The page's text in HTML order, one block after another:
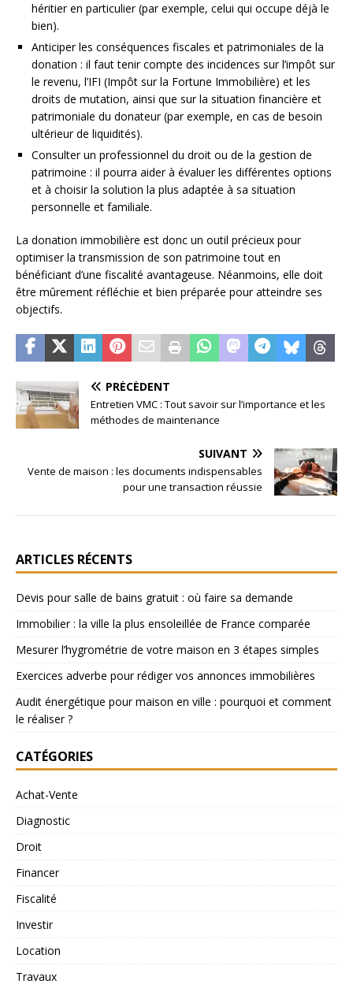
héritier en particulier (par exemple, celui qui occupe déjà le
bien).
Anticiper les conséquences fiscales et patrimoniales de la
donation : il faut tenir compte des incidences sur l’impôt sur
le revenu, l’IFI (Impôt sur la Fortune Immobilière) et les
droits de mutation, ainsi que sur la situation financière et
patrimoniale du donateur (par exemple, en cas de besoin
ultérieur de liquidités).
Consulter un professionnel du droit ou de la gestion de
patrimoine : il pourra aider à évaluer les différentes options
et à choisir la solution la plus adaptée à sa situation
personnelle et familiale.
La donation immobilière est donc un outil précieux pour
optimiser la transmission de son patrimoine tout en
bénéficiant d’une fiscalité avantageuse. Néanmoins, elle doit
être mûrement réfléchie et bien préparée pour atteindre ses
objectifs.
PRÉCÉDENT
Entretien VMC : Tout savoir sur l’importance et les
méthodes de maintenance
SUIVANT
Vente de maison : les documents indispensables
pour une transaction réussie
ARTICLES RÉCENTS
Devis pour salle de bains gratuit : où faire sa demande
Immobilier : la ville la plus ensoleillée de France comparée
Mesurer l’hygrométrie de votre maison en 3 étapes simples
Exercices adverbe pour rédiger vos annonces immobilières
Audit énergétique pour maison en ville : pourquoi et comment
le réaliser ?
CATÉGORIES
Achat-Vente
Diagnostic
Droit
Financer
Fiscalité
Investir
Location
Travaux